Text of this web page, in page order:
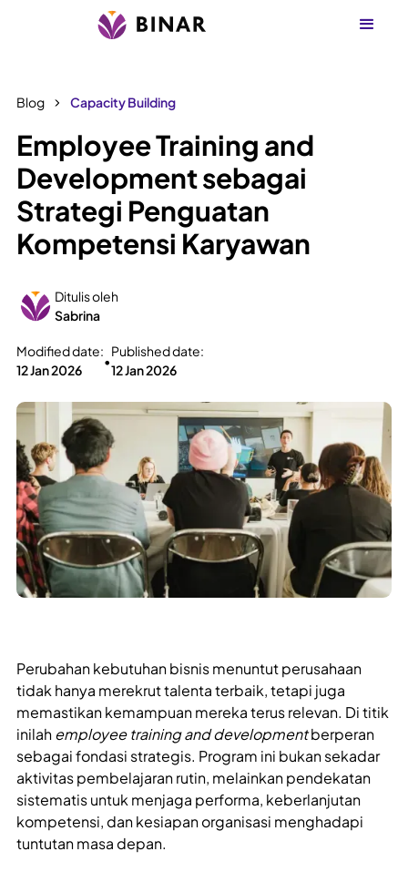
Blog Capacity Building
Employee Training and
Development sebagai
Strategi Penguatan
Kompetensi Karyawan
Ditulis oleh
Sabrina
Modified date:
12 Jan 2026
•
Published date:
12 Jan 2026
Perubahan kebutuhan bisnis menuntut perusahaan
tidak hanya merekrut talenta terbaik, tetapi juga
memastikan kemampuan mereka terus relevan. Di titik
inilahemployee training and developmentberperan
sebagai fondasi strategis. Program ini bukan sekadar
aktivitas pembelajaran rutin, melainkan pendekatan
sistematis untuk menjaga performa, keberlanjutan
kompetensi, dan kesiapan organisasi menghadapi
tuntutan masa depan.